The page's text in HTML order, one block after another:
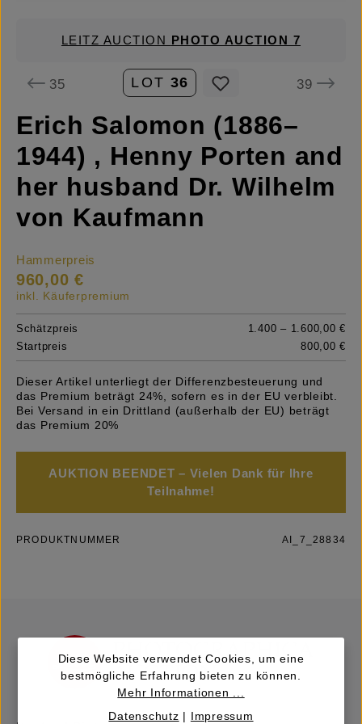
LEITZ AUCTION PHOTO AUCTION 7
35 LOT 36 39
Erich Salomon (1886–
1944) , Henny Porten and
her husband Dr. Wilhelm
von Kaufmann
Hammerpreis
960,00 €
inkl. Käuferpremium
Schätzpreis
1.400 – 1.600,00 €
Startpreis
800,00 €
Dieser Artikel unterliegt der Differenzbesteuerung und
das Premium beträgt 24%, sofern es in der EU verbleibt.
Bei Versand in ein Drittland (außerhalb der EU) beträgt
das Premium 20%
AUKTION BEENDET – Vielen Dank für Ihre
Teilnahme!
PRODUKTNUMMER AI_7_28834
Diese Website verwendet Cookies, um eine
bestmögliche Erfahrung bieten zu können.
Mehr Informationen ...
Datenschutz | Impressum